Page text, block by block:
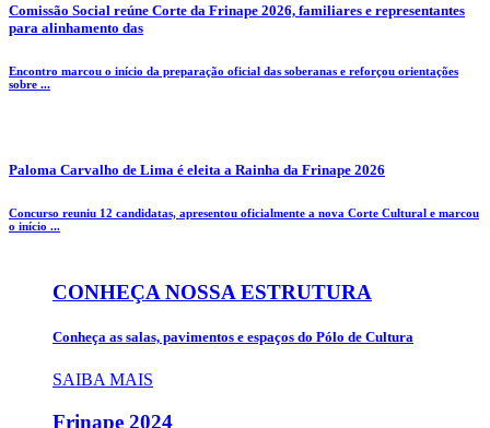
Comissão Social reúne Corte da Frinape 2026, familiares e representantes
para alinhamento das
Encontro marcou o início da preparação oficial das soberanas e reforçou orientações
sobre ...
Paloma Carvalho de Lima é eleita a Rainha da Frinape 2026
Concurso reuniu 12 candidatas, apresentou oficialmente a nova Corte Cultural e marcou
o início ...
CONHEÇA NOSSA ESTRUTURA
Conheça as salas, pavimentos e espaços do Pólo de Cultura
SAIBA MAIS
Frinape 2024